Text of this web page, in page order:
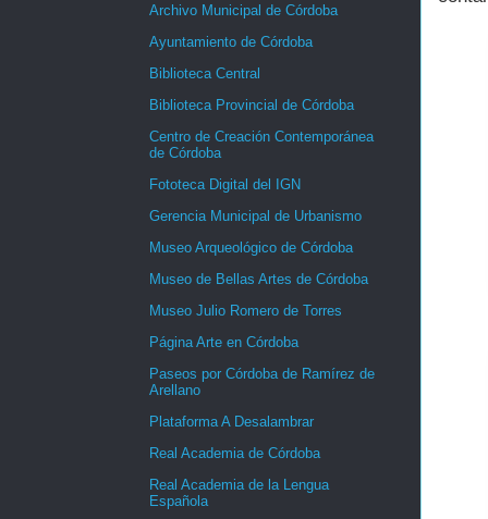
Archivo Municipal de Córdoba
Ayuntamiento de Córdoba
Biblioteca Central
Biblioteca Provincial de Córdoba
Centro de Creación Contemporánea
de Córdoba
Fototeca Digital del IGN
Gerencia Municipal de Urbanismo
Museo Arqueológico de Córdoba
Museo de Bellas Artes de Córdoba
Museo Julio Romero de Torres
Página Arte en Córdoba
Paseos por Córdoba de Ramírez de
Arellano
Plataforma A Desalambrar
Real Academia de Córdoba
Real Academia de la Lengua
Española